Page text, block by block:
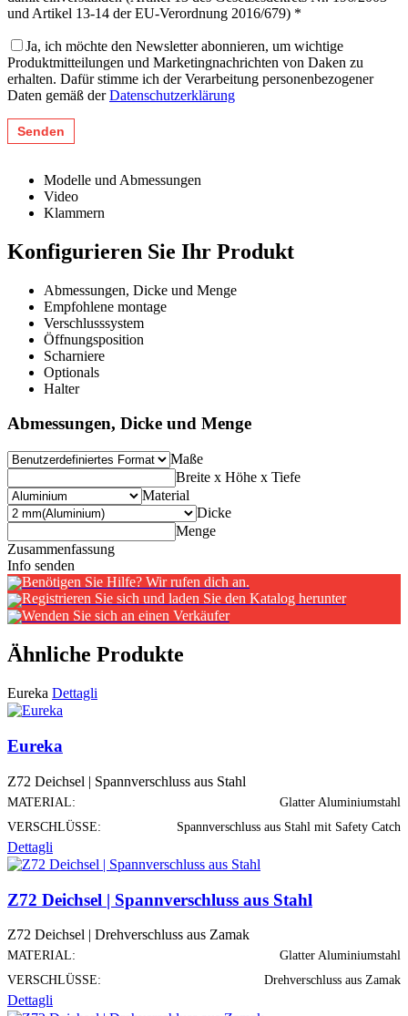
und Artikel 13-14 der EU-Verordnung 2016/679) *
Ja, ich möchte den Newsletter abonnieren, um wichtige
Produktmitteilungen und Marketingnachrichten von Daken zu
erhalten. Dafür stimme ich der Verarbeitung personenbezogener
Daten gemäß derDatenschutzerklärung
Modelle und Abmessungen
Video
Klammern
Konfigurieren Sie Ihr Produkt
Abmessungen, Dicke und Menge
Empfohlene montage
Verschlusssystem
Öffnungsposition
Scharniere
Optionals
Halter
Abmessungen, Dicke und Menge
Maße
Breite x Höhe x Tiefe
Material
Dicke
Menge
Zusammenfassung
Info senden
Benötigen Sie Hilfe? Wir rufen dich an.
Registrieren Sie sich und laden Sie den Katalog herunter
Wenden Sie sich an einen Verkäufer
Ähnliche Produkte
Eureka Dettagli
Eureka
Z72 Deichsel | Spannverschluss aus Stahl
MATERIAL:
Glatter Aluminiumstahl
VERSCHLÜSSE:
Spannverschluss aus Stahl mit Safety Catch
Dettagli
Z72 Deichsel | Spannverschluss aus Stahl
Z72 Deichsel | Drehverschluss aus Zamak
MATERIAL:
Glatter Aluminiumstahl
VERSCHLÜSSE:
Drehverschluss aus Zamak
Dettagli